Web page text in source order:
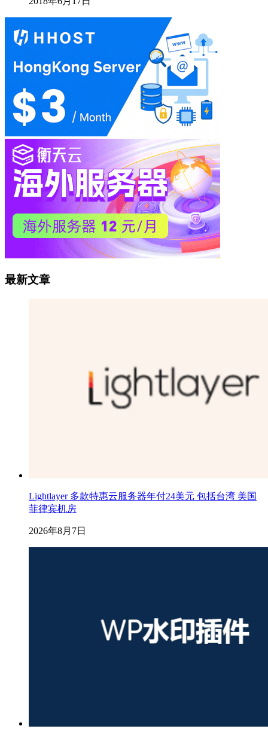
最新文章
Lightlayer 多款特惠云服务器年付24美元 包括台湾 美国
菲律宾机房
2026年8月7日